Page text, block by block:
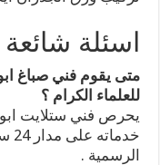
اسئلة شائعة
متى يقوم فني صباغ
للعلماء الكرام ؟
يحرص فني ستلايت
الرسمية .